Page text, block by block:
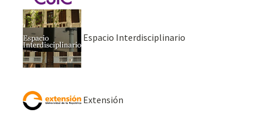
Espacio Interdisciplinario
Extensión